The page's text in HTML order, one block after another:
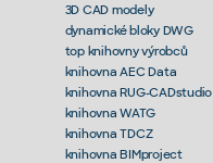
3D CAD modely
dynamické bloky DWG
top knihovny výrobců
knihovna AEC Data
knihovna RUG-CADstudio
knihovna WATG
knihovna TDCZ
knihovna BIMproject